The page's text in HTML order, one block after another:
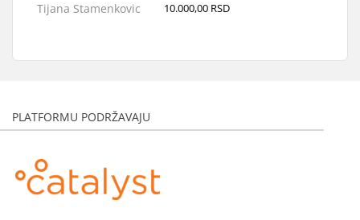
Tijana Stamenkovic 10.000,00 RSD
Andreja Perić
Tamara Klaric
Andrija Radojev
PLATFORMU PODRŽAVAJU